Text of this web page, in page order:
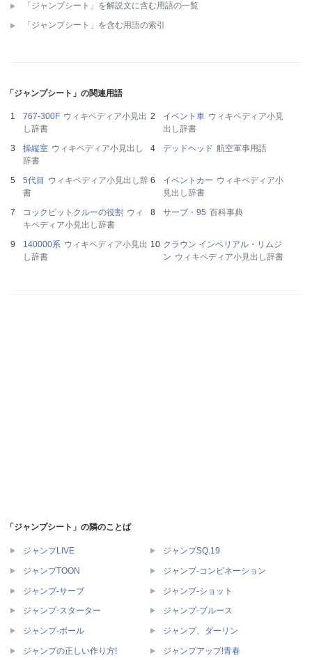
「ジャンプシート」を解説文に含む用語の一覧
「ジャンプシート」を含む用語の索引
「ジャンプシート」の関連用語
767-300F ウィキペディア小見出
し辞書
イベント車 ウィキペディア小見
出し辞書
操縦室 ウィキペディア小見出し
辞書
デッドヘッド 航空軍事用語
5代目
ウィキペディア小見出し辞
書
イベントカー ウィキペディア小
見出し辞書
コックピットクルーの役割 ウィ
キペディア小見出し辞書
サーブ・95 百科事典
140000系 ウィキペディア小見出
し辞書
クラウン インペリアル・リムジ
ン ウィキペディア小見出し辞書
「ジャンプシート」の隣のことば
ジャンプLIVE ジャンプSQ.19
ジャンプTOON ジャンプ‐コンビネーション
ジャンプ‐サーブ ジャンプ‐ショット
ジャンプ‐スターター ジャンプ‐ブルース
ジャンプ‐ボール ジャンプ、ダーリン
ジャンプの正しい作り方! ジャンプアップ!青春